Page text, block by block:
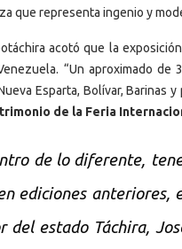
que representa ingenio y
acotó que la
“Un aproximado
Esparta, Bolívar,
de la Feria
de lo diferente,
ediciones
del estado Táchira,